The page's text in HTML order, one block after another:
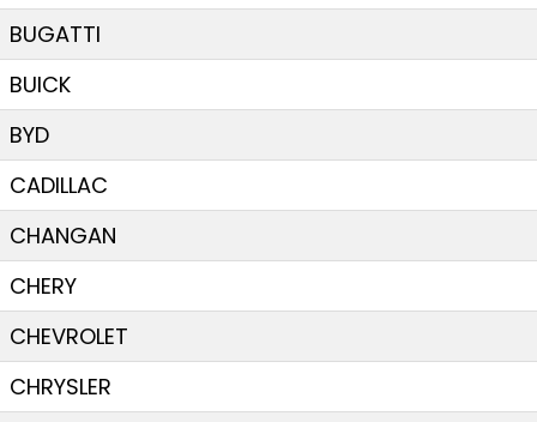
BUGATTI
BUICK
BYD
CADILLAC
CHANGAN
CHERY
CHEVROLET
CHRYSLER